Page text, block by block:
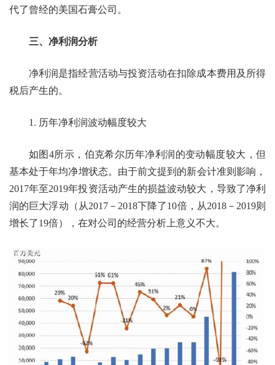
代了曾经的美国石膏公司。
三、净利润分析
净利润是指经营活动与投资活动在扣除成本费用及所得
税后产生的。
1. 历年净利润波动幅度较大
如图4所示，伯克希尔历年净利润的变动幅度较大，但
基本处于年均净增状态。由于前文提到的新会计准则影响，
2017年至2019年投资活动产生的损益波动较大，导致了净利
润的巨大浮动（从2017－2018下降了10倍，从2018－2019则
增长了19倍），在对公司的经营分析上意义不大。